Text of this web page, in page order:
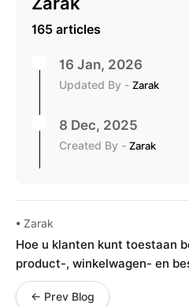
165 articles
16 Jan, 2026
Updated By - Zarak
8 Dec, 2025
Created By - Zarak
• Zarak
Hoe u klanten kunt toestaan
product-, winkelwagen- en
← Prev Blog